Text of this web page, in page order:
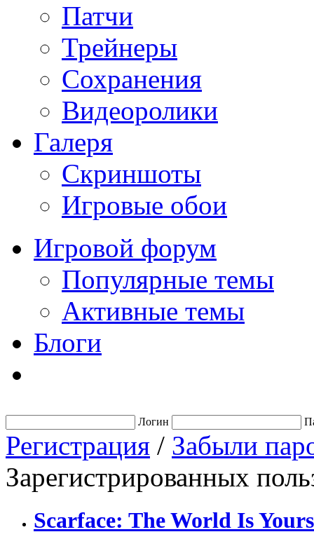
Патчи
Трейнеры
Сохранения
Видеоролики
Галеря
Скриншоты
Игровые обои
Игровой форум
Популярные темы
Активные темы
Блоги
Логин
Регистрация / Забыли
Зарегистрированных
Scarface: The World Is Yours